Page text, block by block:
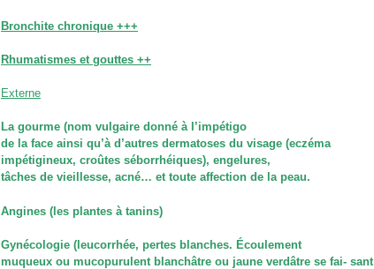
Bronchite chronique +++
Rhumatismes et gouttes ++
Externe
La gourme (nom vulgaire donné à l’impétigo
de la face ainsi qu’à d’autres dermatoses du visage (eczéma
impétigineux, croûtes séborrhéiques), engelures,
tâches de vieillesse, acné… et toute affection de la peau.
Angines (les plantes à tanins)
Gynécologie (leucorrhée, pertes blanches. Écoulement
muqueux ou mucopurulent blanchâtre ou jaune verdâtre se fai- sant